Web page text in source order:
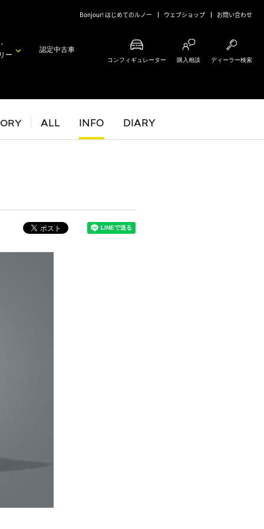
Bonjour! はじめてのルノー ウェブショップ お問い合わせ
ー
認定中古車
コンフィギュレーター 購入相談 ディーラー検索
ALL INFO DIARY